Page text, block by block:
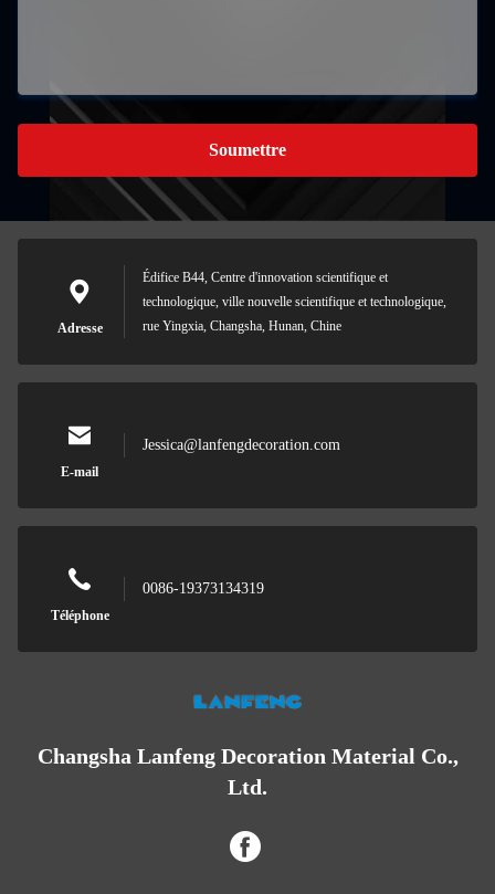
Soumettre
Adresse
Édifice B44, Centre d'innovation scientifique et
technologique, ville nouvelle scientifique et technologique,
rue Yingxia, Changsha, Hunan, Chine
E-mail
Jessica@lanfengdecoration.com
Téléphone
0086-19373134319
Changsha Lanfeng Decoration Material Co.,
Ltd.